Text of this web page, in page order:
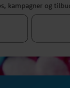
kampagner og